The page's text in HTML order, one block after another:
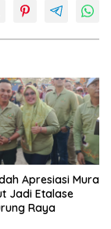
Apresiasi Mura
Jadi Etalase
Raya